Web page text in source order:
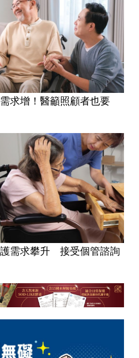
求增！醫籲照顧者也要
需求攀升 接受個管諮詢